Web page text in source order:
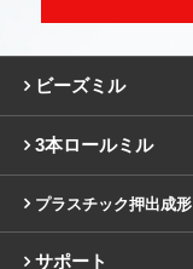
ビーズミル
3本ロールミル
プラスチック押出成形
サポート